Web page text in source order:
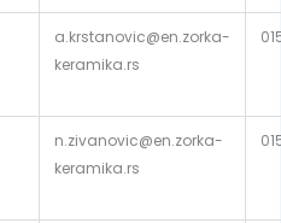
a.krstanovic@en.zorka-
keramika.rs
n.zivanovic@en.zorka-
keramika.rs